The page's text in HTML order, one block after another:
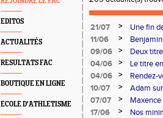
EDITOS
ACTUALITÉS
RESULTATS FAC
BOUTIQUE EN LIGNE
ECOLE D'ATHLETISME
21/07 >
Une fin
Paris
11/06 >
09/06
>
Deux
04/06
>
Le titre
04/06
>
Rendez-
10/07
>
Adam
07/07
>
17/06
>
Nos